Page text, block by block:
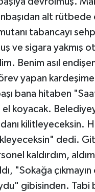
alt rütbede
tabancayı
ve sigara yakmış
Benim asıl
yapan
bana hitaben
koyacak.
kilitleyeceksin.
dedi.
kaldırdım, aldım
"Sokağa
gibisinden. Tabi